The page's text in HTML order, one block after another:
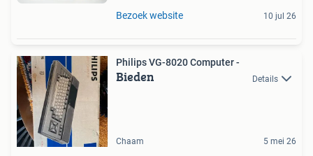
Bezoek website 10 jul 26
Philips VG-8020 Computer -
Bieden Details
Chaam 5 mei 26